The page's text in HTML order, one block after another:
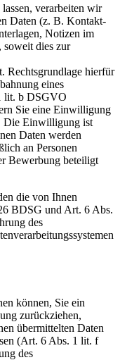
verarbeiten wir
Daten (z. B. Kontakt-
Notizen im
soweit dies zur
Rechtsgrundlage hierfür
eines
lit. b DSGVO
Sie eine Einwilligung
Die Einwilligung ist
Daten werden
an Personen
Bewerbung beteiligt
die von Ihnen
BDSG und Art. 6 Abs.
des
können, Sie ein
zurückziehen,
übermittelten Daten
(Art. 6 Abs. 1 lit. f
des